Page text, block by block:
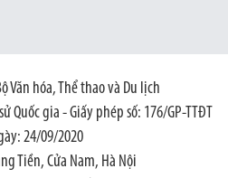
Văn hóa, Thể thao và Du lịch
Quốc gia - Giấy phép số: 176/GP-TTĐT
24/09/2020
Tiền, Cửa Nam, Hà Nội